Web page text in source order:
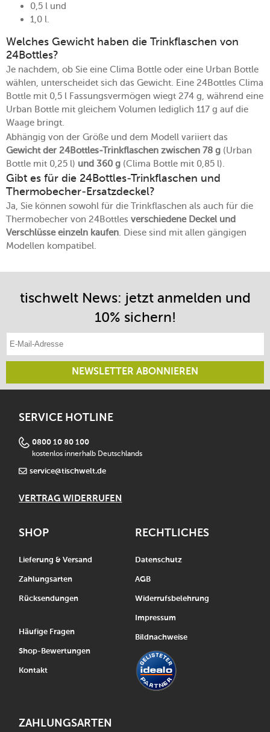
0,5 l und
1,0 l.
Welches Gewicht haben die Trinkflaschen von
24Bottles?
Je nachdem, ob Sie eine Clima Bottle oder eine Urban Bottle
wählen, unterscheidet sich das Gewicht. Eine 24Bottles Clima
Bottle mit 0,5 l Fassungsvermögen wiegt 274 g, während eine
Urban Bottle mit gleichem Volumen lediglich 117 g auf die
Waage bringt.
Abhängig von der Größe und dem Modell variiert das
Gewicht der 24Bottles-Trinkflaschen zwischen 78 g (Urban
Bottle mit 0,25 l) und 360 g (Clima Bottle mit 0,85 l).
Gibt es für die 24Bottles-Trinkflaschen und
Thermobecher-Ersatzdeckel?
Ja, Sie können sowohl für die Trinkflaschen als auch für die
Thermobecher von 24Bottles verschiedene Deckel und
Verschlüsse einzeln kaufen. Diese sind mit allen gängigen
Modellen kompatibel.
tischwelt News: jetzt anmelden und
10% sichern!
E-Mail-Adresse eintragen
NEWSLETTER ABONNIEREN
SERVICE HOTLINE
0800 10 80 100
kostenlos innerhalb Deutschlands
service@tischwelt.de
VERTRAG WIDERRUFEN
SHOP
Lieferung & Versand
Zahlungsarten
Rücksendungen
Häufige Fragen
Shop-Bewertungen
Kontakt
RECHTLICHES
Datenschutz
AGB
Widerrufsbelehrung
Impressum
Bildnachweise
ZAHLUNGSARTEN